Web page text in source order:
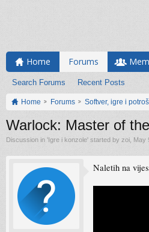
Home Forums
Search Forums Recent Posts
Home Forums Softver, igre i
Warlock: Master of
Discussion in 'Igre i konzole' started by zoi May
Naletih na